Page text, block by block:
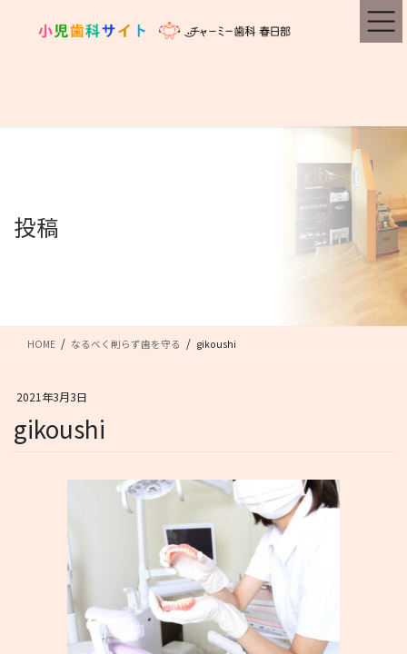
投稿
HOME なるべく削らず歯を守る gikoushi
2021年3月3日
gikoushi